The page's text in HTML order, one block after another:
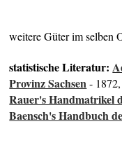
weitere Güter im selben
statistische Literatur:
Provinz Sachsen-
Rauer's Handmatrikel
Baensch's Handbuch